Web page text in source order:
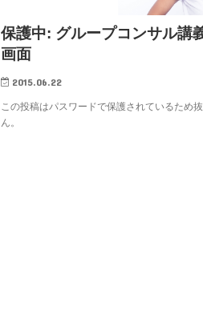
保護中: グループコンサル講
画面
2015.06.22
この投稿はパスワードで保護されているため
ん。